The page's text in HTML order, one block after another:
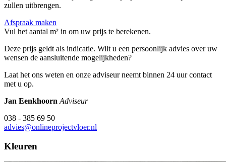
zullen uitbrengen.
Afspraak maken
Vul het aantal m² in om uw prijs te berekenen.
Deze prijs geldt als indicatie. Wilt u een persoonlijk advies over uw
wensen de aansluitende mogelijkheden?
Laat het ons weten en onze adviseur neemt binnen 24 uur contact
met u op.
Jan Eenkhoorn Adviseur
038 - 385 69 50
advies@onlineprojectvloer.nl
Kleuren